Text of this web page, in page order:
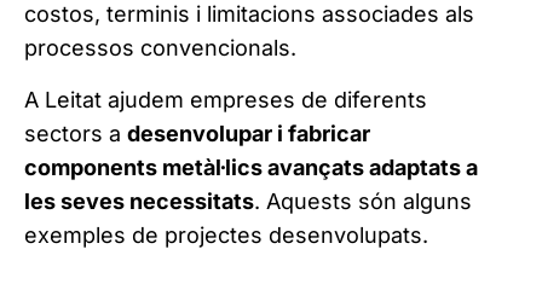
costos, terminis i limitacions associades als
processos convencionals.
A Leitat ajudem empreses de diferents
sectors a desenvolupar i fabricar
components metàl·lics avançats adaptats a
les seves necessitats. Aquests són alguns
exemples de projectes desenvolupats.